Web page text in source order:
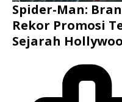
Spider-Man:
Rekor Promosi
Sejarah